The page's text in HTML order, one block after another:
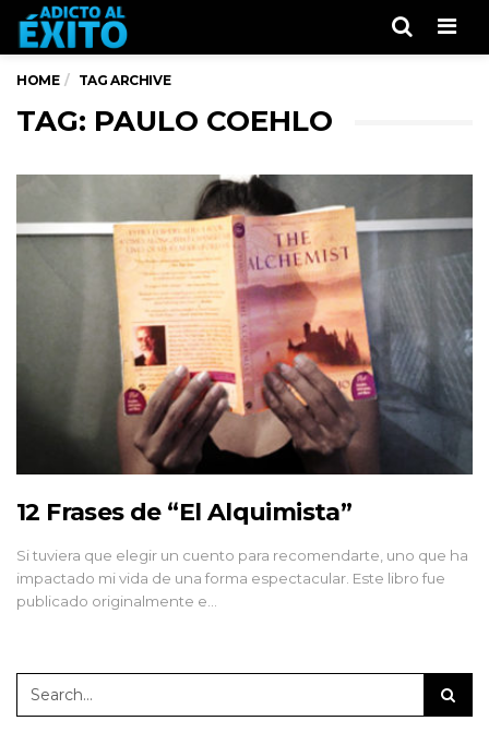
HOME TAG ARCHIVE
TAG: PAULO COEHLO
12 Frases de “El Alquimista”
Si tuviera que elegir un cuento para recomendarte, uno que ha
impactado mi vida de una forma espectacular. Este libro fue
publicado originalmente e…